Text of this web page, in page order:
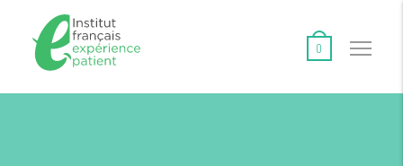
0